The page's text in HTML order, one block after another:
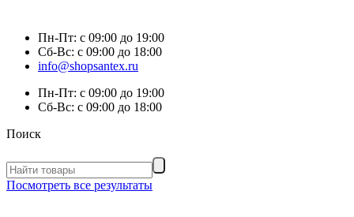
Пн-Пт: с 09:00 до 19:00
Сб-Вс: с 09:00 до 18:00
info@shopsantex.ru
Пн-Пт: с 09:00 до 19:00
Сб-Вс: с 09:00 до 18:00
Поиск
Посмотреть все результаты